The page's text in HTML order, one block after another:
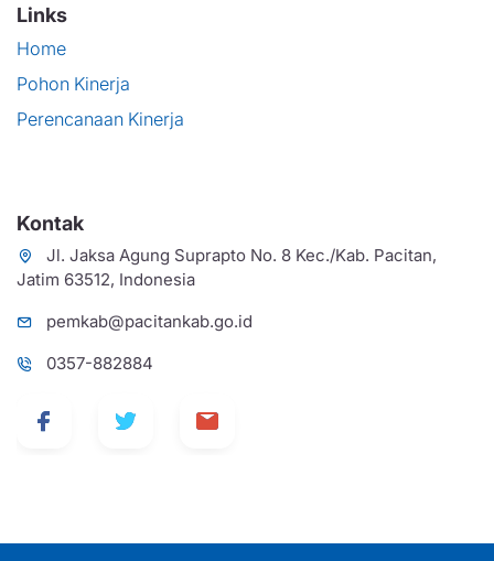
Links
Home
Pohon Kinerja
Perencanaan Kinerja
Kontak
Jl. Jaksa Agung Suprapto No. 8 Kec./Kab. Pacitan,
Jatim 63512, Indonesia
pemkab@pacitankab.go.id
0357-882884